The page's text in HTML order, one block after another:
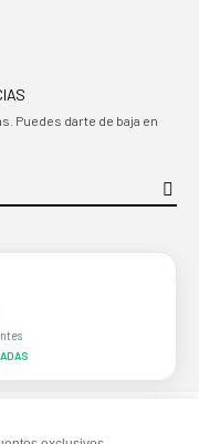
Puedes darte de baja en